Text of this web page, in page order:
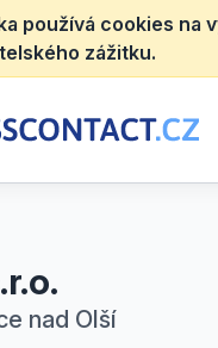
používá cookies na
zážitku.
nad Olší